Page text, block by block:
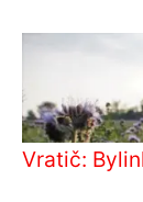
Vratič: